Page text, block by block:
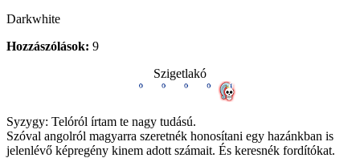
Darkwhite
Hozzászólások: 9
Szigetlakó
Syzygy: Telóról írtam te nagy tudású.
Szóval angolról magyarra szeretnék honosítani egy hazánkban is
jelenlévő képregény kinem adott számait. És keresnék fordítókat.